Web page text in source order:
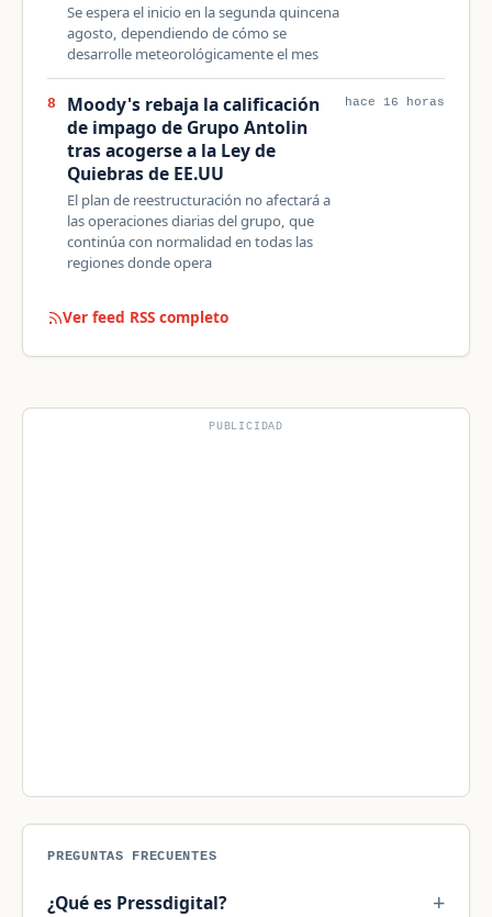
Se espera el inicio en la segunda quincena
agosto, dependiendo de cómo se
desarrolle meteorológicamente el mes
8
Moody's rebaja la calificación
de impago de Grupo Antolin
tras acogerse a la Ley de
Quiebras de EE.UU
El plan de reestructuración no afectará a
las operaciones diarias del grupo, que
continúa con normalidad en todas las
regiones donde opera
hace 16 horas
Ver feed RSS completo
PUBLICIDAD
PREGUNTAS FRECUENTES
¿Qué es Pressdigital?